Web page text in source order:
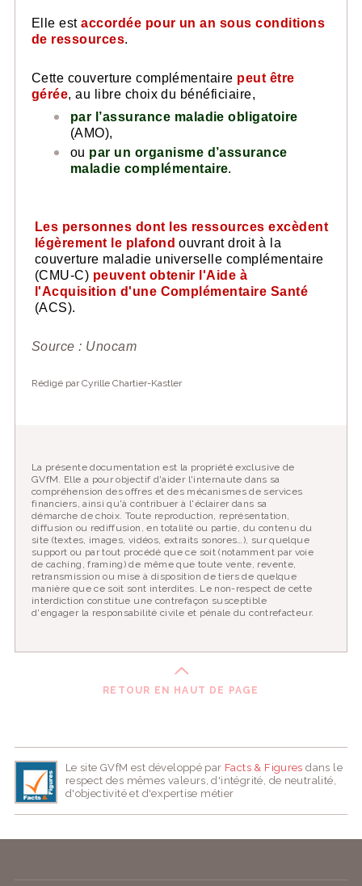
Elle estaccordée pour un an sous conditions
de ressources.
Cette couverture complémentaire peut être
gérée, au libre choix du bénéficiaire,
par l’assurance maladie obligatoire
(AMO),
ou par un organisme d’assurance
maladie complémentaire.
Les personnes dont les ressources excèdent
légèrement le plafond ouvrant droit à la
couverture maladie universelle complémentaire
(CMU-C) peuvent obtenir l'Aide à
l'Acquisition d'une Complémentaire Santé
(ACS).
Source : Unocam
Rédigé par Cyrille Chartier-Kastler
La présente documentation est la propriété exclusive de
GVfM. Elle a pour objectif d'aider l'internaute dans sa
compréhension des offres et des mécanismes de services
financiers, ainsi qu'à contribuer à l'éclairer dans sa
démarche de choix. Toute reproduction, représentation,
diffusion ou rediffusion, en totalité ou partie, du contenu du
site (textes, images, vidéos, extraits sonores…), sur quelque
support ou par tout procédé que ce soit (notamment par voie
de caching, framing) de même que toute vente, revente,
retransmission ou mise à disposition de tiers de quelque
manière que ce soit sont interdites. Le non-respect de cette
interdiction constitue une contrefaçon susceptible
d'engager la responsabilité civile et pénale du contrefacteur.
RETOUR EN HAUT DE PAGE
Le site GVfM est développé par Facts & Figures dans le
respect des mêmes valeurs, d'intégrité, de neutralité,
d'objectivité et d'expertise métier